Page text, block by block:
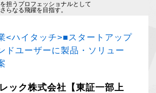
担うプロフェッショナルとして
らなる飛躍を目指す。
<ハイタッチ>■スタートアップ
ドユーザーに製品・ソリュー
ック株式会社【東証一部上